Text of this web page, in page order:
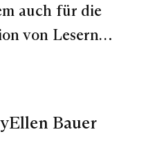
auch für die
von Lesern…
Ellen Bauer